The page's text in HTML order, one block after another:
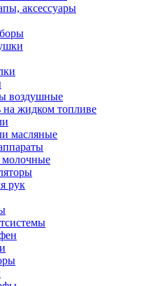
аксессуары
воздушные
на жидком топливе
масляные
молочные
рук